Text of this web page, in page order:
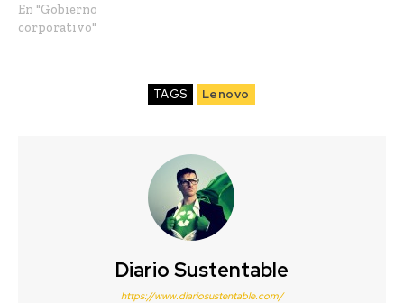
En "Gobierno
corporativo"
TAGS Lenovo
Diario Sustentable
https://www.diariosustentable.com/